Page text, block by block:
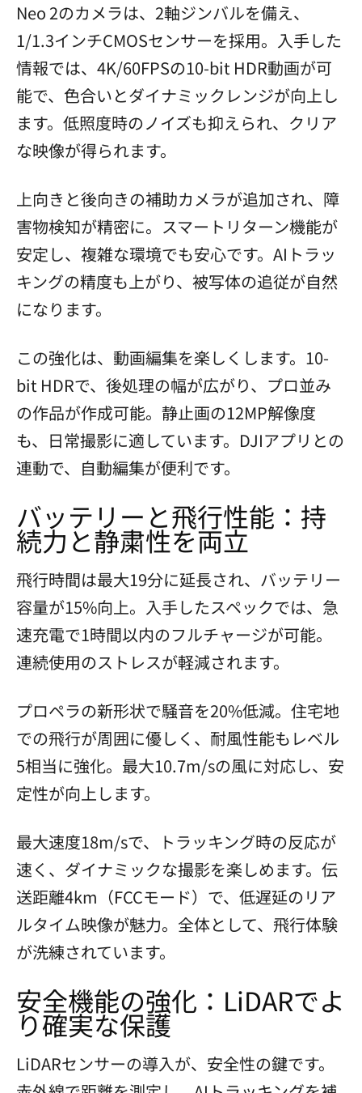
Neo 2のカメラは、2軸ジンバルを備え、
1/1.3インチCMOSセンサーを採用。入手した
情報では、4K/60FPSの10-bit HDR動画が可
能で、色合いとダイナミックレンジが向上し
ます。低照度時のノイズも抑えられ、クリア
な映像が得られます。
上向きと後向きの補助カメラが追加され、障
害物検知が精密に。スマートリターン機能が
安定し、複雑な環境でも安心です。AIトラッ
キングの精度も上がり、被写体の追従が自然
になります。
この強化は、動画編集を楽しくします。10-
bit HDRで、後処理の幅が広がり、プロ並み
の作品が作成可能。静止画の12MP解像度
も、日常撮影に適しています。DJIアプリとの
連動で、自動編集が便利です。
バッテリーと飛行性能：持
続力と静粛性を両立
飛行時間は最大19分に延長され、バッテリー
容量が15%向上。入手したスペックでは、急
速充電で1時間以内のフルチャージが可能。
連続使用のストレスが軽減されます。
プロペラの新形状で騒音を20%低減。住宅地
での飛行が周囲に優しく、耐風性能もレベル
5相当に強化。最大10.7m/sの風に対応し、安
定性が向上します。
最大速度18m/sで、トラッキング時の反応が
速く、ダイナミックな撮影を楽しめます。伝
送距離4km（FCCモード）で、低遅延のリア
ルタイム映像が魅力。全体として、飛行体験
が洗練されています。
安全機能の強化：LiDARでよ
り確実な保護
LiDARセンサーの導入が、安全性の鍵です。